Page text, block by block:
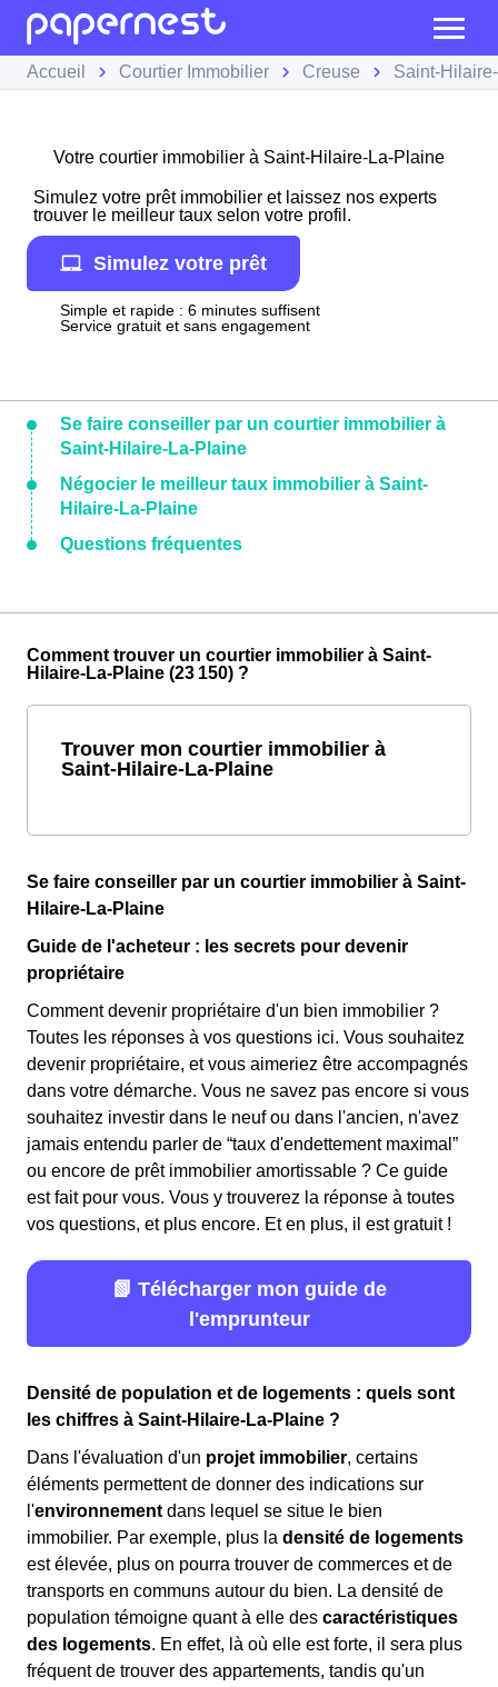
Accueil Courtier Immobilier Creuse Saint-
Votre courtier immobilier à Saint-Hilaire-La-Plaine
Simulez votre prêt immobilier et laissez nos experts
trouver le meilleur taux selon votre profil.
Simulez votre prêt
Simple et rapide : 6 minutes suffisent
Service gratuit et sans engagement
Se faire conseiller par un courtier immobilier à
Saint-Hilaire-La-Plaine
Négocier le meilleur taux immobilier à Saint-
Hilaire-La-Plaine
Questions fréquentes
Comment trouver un courtier immobilier à Saint-
Hilaire-La-Plaine (23 150) ?
Trouver mon courtier immobilier à
Saint-Hilaire-La-Plaine
Se faire conseiller par un courtier immobilier à Saint-
Hilaire-La-Plaine
Guide de l'acheteur : les secrets pour devenir
propriétaire
Comment devenir propriétaire d'un bien immobilier ?
Toutes les réponses à vos questions ici. Vous souhaitez
devenir propriétaire, et vous aimeriez être accompagnés
dans votre démarche. Vous ne savez pas encore si vous
souhaitez investir dans le neuf ou dans l'ancien, n'avez
jamais entendu parler de “taux d'endettement maximal”
ou encore de prêt immobilier amortissable ? Ce guide
est fait pour vous. Vous y trouverez la réponse à toutes
vos questions, et plus encore. Et en plus, il est gratuit !
📗 Télécharger mon guide de
l'emprunteur
Densité de population et de logements : quels sont
les chiffres à Saint-Hilaire-La-Plaine ?
Dans l'évaluation d'un projet immobilier, certains
éléments permettent de donner des indications sur
l'environnement dans lequel se situe le bien
immobilier. Par exemple, plus la densité de logements
est élevée, plus on pourra trouver de commerces et de
transports en communs autour du bien. La densité de
population témoigne quant à elle des caractéristiques
des logements. En effet, là où elle est forte, il sera plus
fréquent de trouver des appartements, tandis qu'un